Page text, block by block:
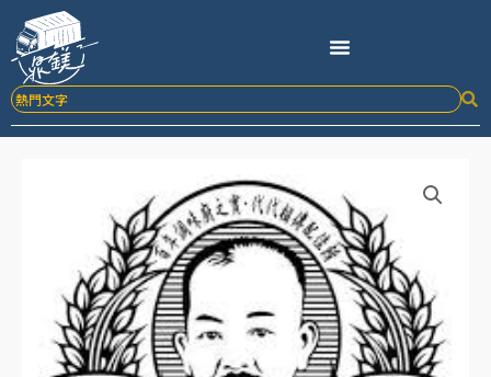
要
內